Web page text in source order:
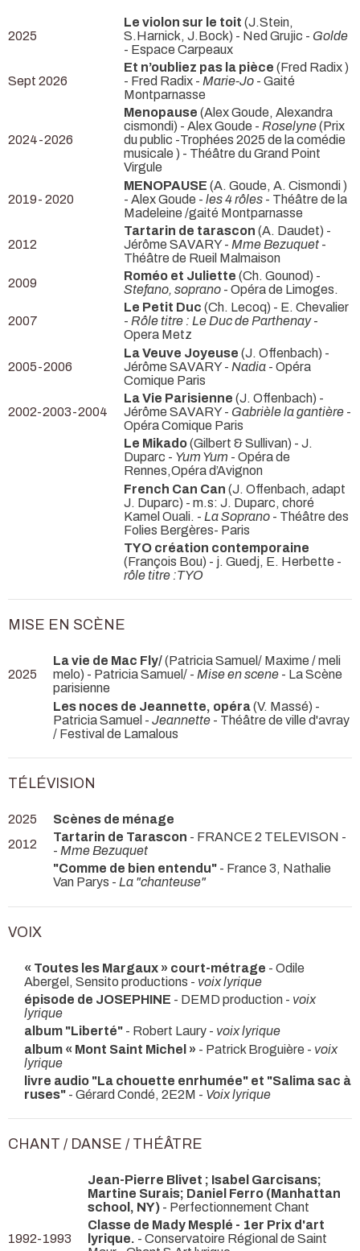
2025
Le violon sur le toit (J.Stein,
S.Harnick, J.Bock) - Ned Grujic - Golde
- Espace Carpeaux
Sept 2026
Et n’oubliez pas la pièce (Fred Radix )
- Fred Radix - Marie-Jo - Gaité
Montparnasse
2024-2026
Menopause (Alex Goude, Alexandra
cismondi) - Alex Goude - Roselyne(Prix
du public -Trophées 2025 de la comédie
musicale ) - Théâtre du Grand Point
Virgule
2019- 2020
MENOPAUSE (A. Goude, A. Cismondi )
- Alex Goude - les 4 rôles - Théâtre de la
Madeleine /gaité Montparnasse
2012
Tartarin de tarascon (A. Daudet) -
Jérôme SAVARY - Mme Bezuquet -
Théâtre de Rueil Malmaison
2009
Roméo et Juliette (Ch. Gounod) -
Stefano, soprano - Opéra de Limoges.
2007
Le Petit Duc (Ch. Lecoq) - E. Chevalier
- Rôle titre : Le Duc de Parthenay-
Opera Metz
2005-2006
La Veuve Joyeuse (J. Offenbach) -
Jérôme SAVARY - Nadia - Opéra
Comique Paris
2002-2003-2004
La Vie Parisienne (J. Offenbach) -
Jérôme SAVARY - Gabrièle la gantière -
Opéra Comique Paris
Le Mikado(Gilbert & Sullivan) - J.
Duparc - Yum Yum - Opéra de
Rennes,Opéra d’Avignon
French Can Can (J. Offenbach, adapt
J. Duparc) - m.s: J. Duparc, choré
Kamel Ouali. - La Soprano - Théâtre des
Folies Bergères- Paris
TYO création contemporaine
(François Bou) - j. Guedj, E. Herbette -
rôle titre :TYO
MISE EN SCÈNE
2025
La vie de Mac Fly/(Patricia Samuel/ Maxime / meli
melo) - Patricia Samuel/ - Mise en scene - La Scène
parisienne
Les noces de Jeannette, opéra(V. Massé) -
Patricia Samuel - Jeannette - Théâtre de ville d'avray
/ Festival de Lamalous
TÉLÉVISION
2025
Scènes de ménage
2012
Tartarin de Tarascon - FRANCE 2 TELEVISON -
- Mme Bezuquet
"Comme de bien entendu" - France 3, Nathalie
Van Parys - La "chanteuse"
VOIX
« Toutes les Margaux » court-métrage - Odile
Abergel, Sensito productions - voix lyrique
épisode de JOSEPHINE - DEMD production - voix
lyrique
album "Liberté" - Robert Laury - voix lyrique
album « Mont Saint Michel » - Patrick Broguière - voix
lyrique
livre audio "La chouette enrhumée" et "Salima sac à
ruses" - Gérard Condé, 2E2M - Voix lyrique
CHANT / DANSE / THÉÂTRE
Jean-Pierre Blivet ; Isabel Garcisans;
Martine Surais; Daniel Ferro (Manhattan
school, NY) - Perfectionnement Chant
1992-1993
Classe de Mady Mesplé - 1er Prix d'art
lyrique. - Conservatoire Régional de Saint